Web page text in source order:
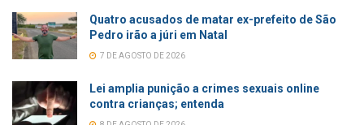
Quatro acusados de matar ex-prefeito de São
Pedro irão a júri em Natal
7 DE AGOSTO DE 2026
Lei amplia punição a crimes sexuais online
contra crianças; entenda